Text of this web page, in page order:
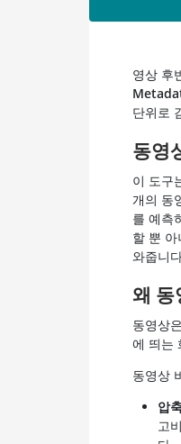
영상 후
단위로
동영
이 도구
개의 동
를 예측
할 뿐 아
와줍니
왜 동
동영상
에 띄는
동영상
압
고